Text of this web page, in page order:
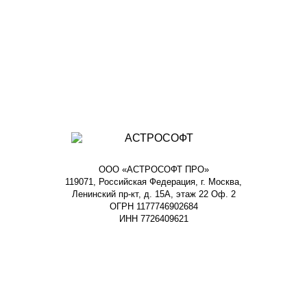
ООО «АСТРОСОФТ ПРО»
119071, Российская Федерация, г. Москва,
Ленинский пр-кт, д. 15А, этаж 22 Оф. 2
ОГРН 1177746902684
ИНН 7726409621